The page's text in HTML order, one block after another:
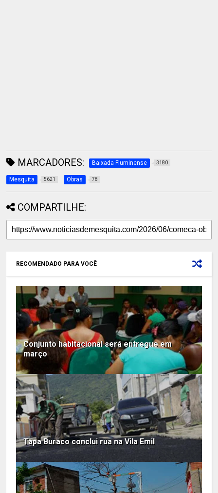
MARCADORES: Baixada Fluminense 3180
Mesquita 5621 Obras 78
COMPARTILHE:
RECOMENDADO PARA VOCÊ
Conjunto habitacional será entregue em
março
Tapa Buraco conclui rua na Vila Emil